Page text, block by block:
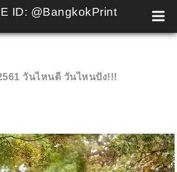
ID: @BangkokPrint
วันไหนดี วันไหนปัง!!!